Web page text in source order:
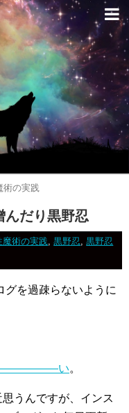
術の実践
だり黒野忍
魔術の実践,黒野忍,黒野忍
グを過疎らないように
い。
うんですが、インス